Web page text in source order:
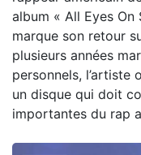
album « All Eyes
marque son retour
plusieurs années
personnels, l’artiste
un disque qui doit
importantes du rap